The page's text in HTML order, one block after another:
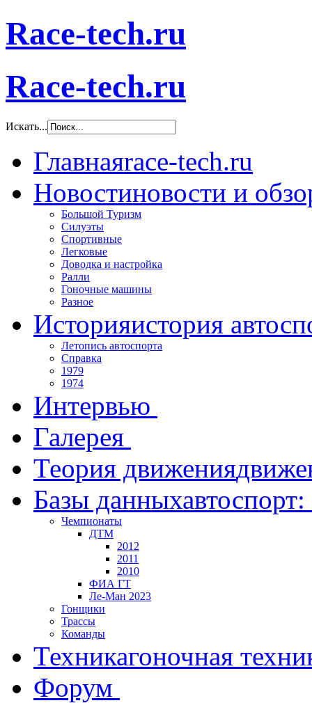
Race-tech.ru
Race-tech.ru
Искать...
Главнаяrace-tech.ru
Новостиновости и
Большой Туризм
Силуэты
Спортивные
Легковые
Доводка и настройка
Ралли
Гоночные машины
Разное
Историяистория
Летопись автоспорта
Справка
1979
1974
Интервью
Галерея
Теория движения
Базы данных
Чемпионаты
ДТМ
2012
2011
2010
ФИА ГТ
Ле-Ман 2023
Гонщики
Трассы
Команды
Техникагоночная
Форум